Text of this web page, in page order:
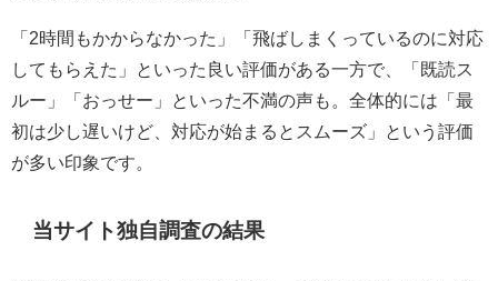
「2時間もかからなかった」「飛ばしまくっているのに対応
してもらえた」といった良い評価がある一方で、「既読ス
ルー」「おっせー」といった不満の声も。全体的には「最
初は少し遅いけど、対応が始まるとスムーズ」という評価
が多い印象です。
当サイト独自調査の結果